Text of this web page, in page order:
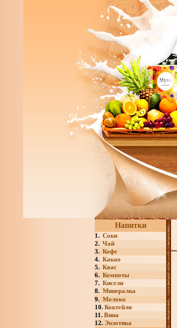
Напитки
1. Соки
2. Чай
3. Кофе
4. Какао
5. Квас
6. Компоты
7. Кисели
8. Минералка
9. Молоко
10. Коктейли
11. Вина
12. Экзотика